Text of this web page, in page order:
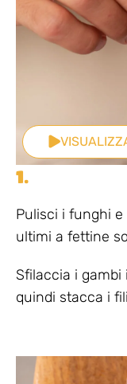
1.
Pulisci i funghi e
ultimi a fettine
Sfilaccia i
quindi stacca i